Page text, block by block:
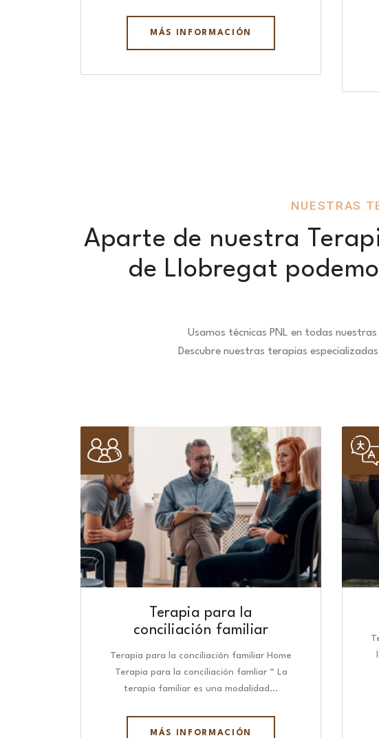
MÁS INFORMACIÓN
NUESTRAS
Aparte de nuestra
de Llobregat
Usamos técnicas PNL en todas
Descubre nuestras terapias
Terapia para la
conciliación familiar
Terapia para la conciliación familiar Home
Terapia para la conciliación famliar “ La
terapia familiar es una modalidad…
MÁS INFORMACIÓN